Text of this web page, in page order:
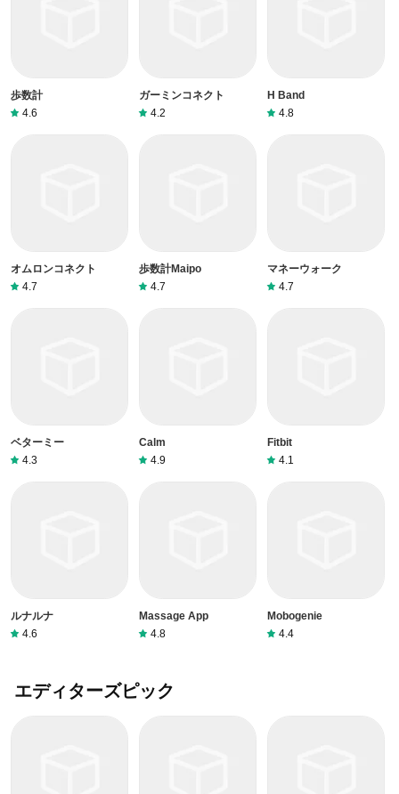
歩数計
4.6
ガーミンコネクト
4.2
H Band
4.8
オムロンコネクト
4.7
歩数計Maipo
4.7
マネーウォーク
4.7
ベターミー
4.3
Calm
4.9
Fitbit
4.1
ルナルナ
4.6
Massage App
4.8
Mobogenie
4.4
エディターズピック